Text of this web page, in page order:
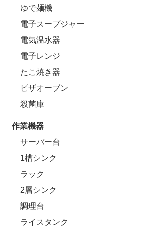
ゆで麺機
電子スープジャー
電気温水器
電子レンジ
たこ焼き器
ピザオーブン
殺菌庫
作業機器
サーバー台
1槽シンク
ラック
2層シンク
調理台
ライスタンク